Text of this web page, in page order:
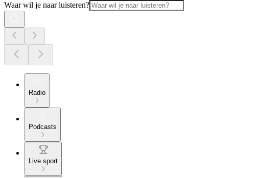
Waar wil je naar luisteren?
Radio
Podcasts
Live sport